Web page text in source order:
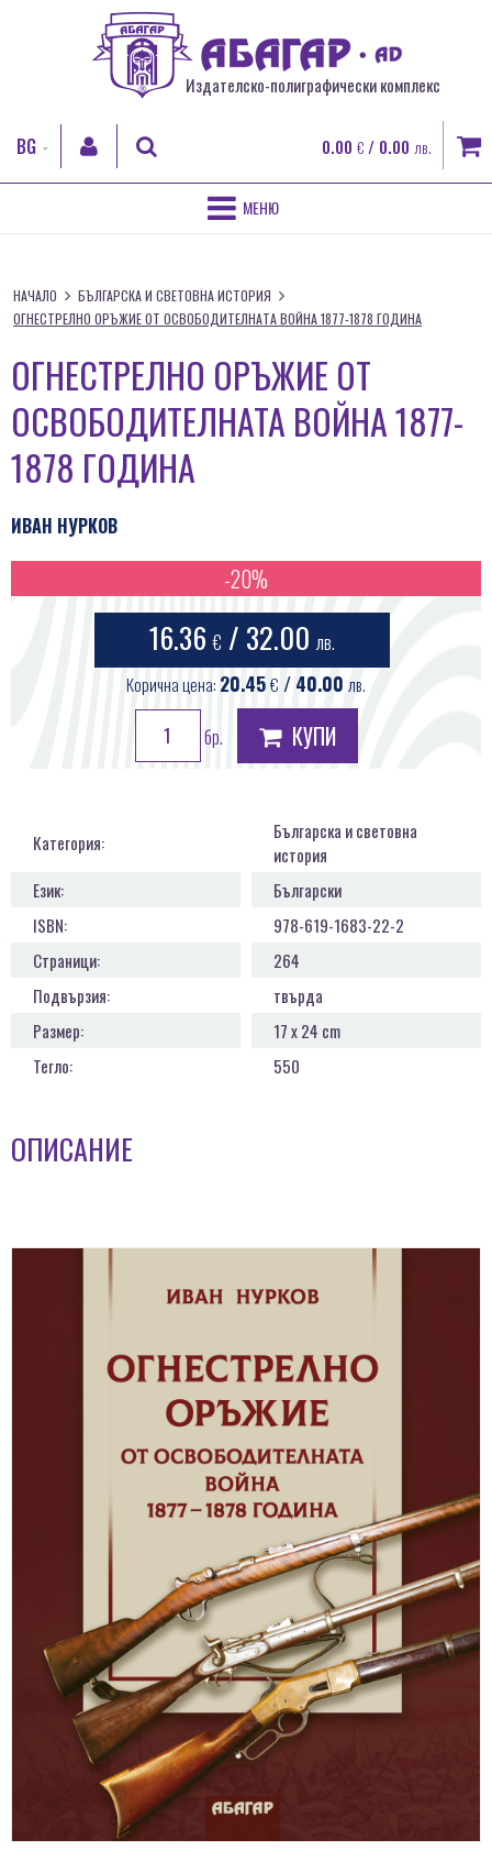
BG
EN
RO
ВХОД
Регистрация
Издателско-полиграфически комплекс
0.00 € / 0.00 лв.
ЗА НАС
ПОЛИГРАФИЧЕСКИ УСЛУГИ
ДИГИТАЛЕН ПЕЧАТ
КОНТАКТИ
НАЧАЛО
БЪЛГАРСКА И СВЕТОВНА ИСТОРИЯ
ОГНЕСТРЕЛНО ОРЪЖИЕ ОТ ОСВОБОДИТЕЛНАТА ВОЙНА 1877-1878 ГОДИНА
ОГНЕСТРЕЛНО ОРЪЖИЕ ОТ
ОСВОБОДИТЕЛНАТА ВОЙНА 1877-
1878 ГОДИНА
ИВАН НУРКОВ
-20%
16.36€ / 32.00лв.
Корична цена: 20.45€ / 40.00 лв.
бр. КУПИ
Категория:
Българска и световна
история
Език:
Български
ISBN:
978-619-1683-22-2
Страници:
264
Подвързия:
твърда
Размер:
17 x 24 cm
Тегло:
550
ОПИСАНИЕ